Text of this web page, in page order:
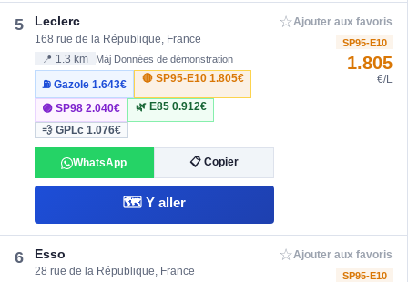
5 Leclerc
168 rue de la République, France
📍 1.3 km Màj Données de démonstration
⛽ Gazole1.643€
🔴 SP95-E10 1.805€
🟣 SP982.040€ 🌿 E85 0.912€
💨 GPLc1.076€
WhatsApp 📋 Copier
🗺️ Y aller
☆Ajouter aux favoris
SP95-E10
1.805
€/L
6 Esso
28 rue de la République, France
☆Ajouter aux favoris
SP95-E10